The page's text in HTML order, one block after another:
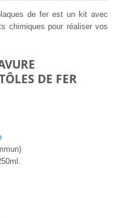
de fer est un kit avec
chimiques pour réaliser vos
DE FER